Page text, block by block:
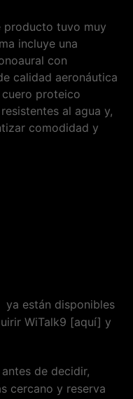
producto tuvo muy
incluye una
con
calidad aeronáutica
proteico
al agua y,
comodidad y
ya están disponibles
WiTalk9 [aquí] y
de decidir,
cercano y reserva